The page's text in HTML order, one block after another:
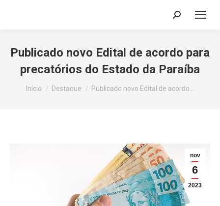
Search:
Publicado novo Edital de acordo para
precatórios do Estado da Paraíba
Você está aqui:
Início Destaque Publicado novo Edital de acordo…
nov
6
2023